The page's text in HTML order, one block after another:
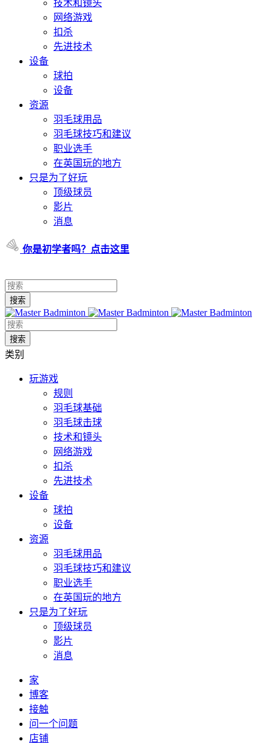
技术和镜头
网络游戏
扣杀
先进技术
设备
球拍
设备
资源
羽毛球用品
羽毛球技巧和建议
职业选手
在英国玩的地方
只是为了好玩
顶级球员
影片
消息
你是初学者吗？点击这里
类别
玩游戏
规则
羽毛球基础
羽毛球击球
技术和镜头
网络游戏
扣杀
先进技术
设备
球拍
设备
资源
羽毛球用品
羽毛球技巧和建议
职业选手
在英国玩的地方
只是为了好玩
顶级球员
影片
消息
家
博客
接触
问一个问题
店铺